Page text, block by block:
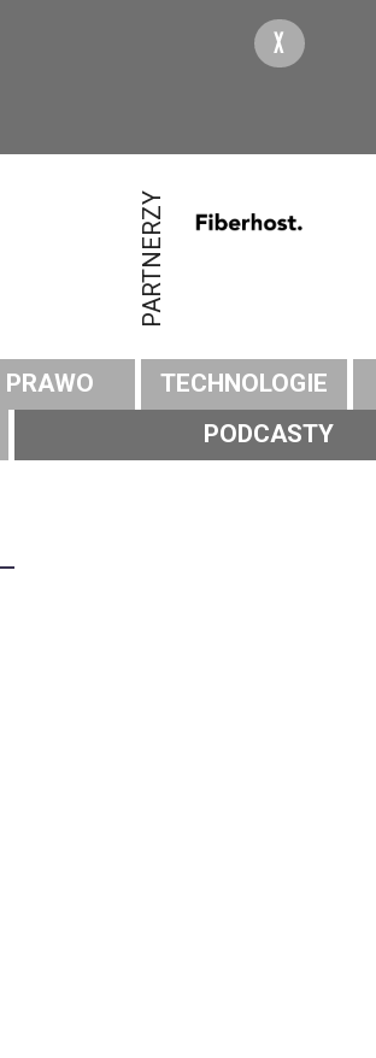
X
PARTNERZY
PRAWO TECHNOLOGIE
PODCASTY